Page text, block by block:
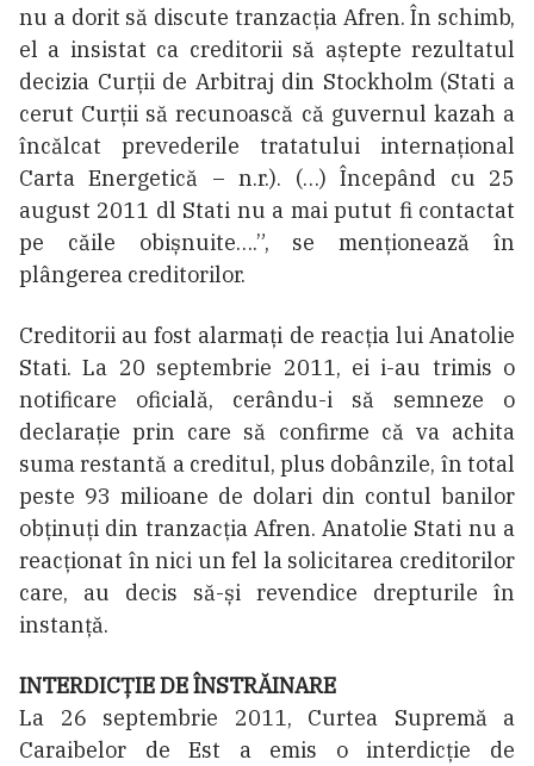
nu a dorit să discute tranzacția Afren. În schimb,
el a insistat ca creditorii să aștepte rezultatul
decizia Curții de Arbitraj din Stockholm (Stati a
cerut Curții să recunoască că guvernul kazah a
încălcat prevederile tratatului internațional
Carta Energetică – n.r.). (…) Începând cu 25
august 2011 dl Stati nu a mai putut fi contactat
pe căile obișnuite….”, se menționează în
plângerea creditorilor.
Creditorii au fost alarmați de reacția lui Anatolie
Stati. La 20 septembrie 2011, ei i-au trimis o
notificare oficială, cerându-i să semneze o
declarație prin care să confirme că va achita
suma restantă a creditul, plus dobânzile, în total
peste 93 milioane de dolari din contul banilor
obținuți din tranzacția Afren. Anatolie Stati nu a
reacționat în nici un fel la solicitarea creditorilor
care, au decis să-și revendice drepturile în
instanță.
INTERDICȚIE DE ÎNSTRĂINARE
La 26 septembrie 2011, Curtea Supremă a
Caraibelor de Est a emis o interdicție de